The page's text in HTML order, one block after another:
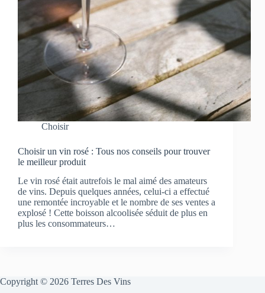
Choisir
Choisir un vin rosé : Tous nos conseils pour trouver
le meilleur produit
Le vin rosé était autrefois le mal aimé des amateurs
de vins. Depuis quelques années, celui-ci a effectué
une remontée incroyable et le nombre de ses ventes a
explosé ! Cette boisson alcoolisée séduit de plus en
plus les consommateurs…
Copyright © 2026 Terres Des Vins